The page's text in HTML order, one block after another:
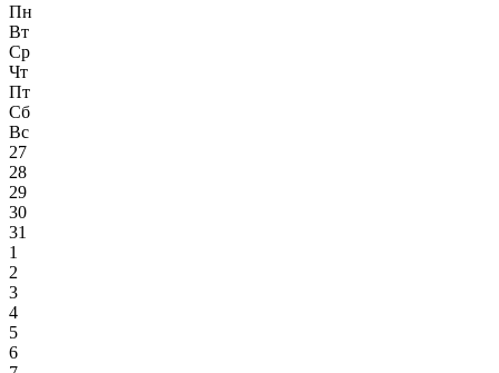
Пн
Вт
Ср
Чт
Пт
Сб
Вс
27
28
29
30
31
1
2
3
4
5
6